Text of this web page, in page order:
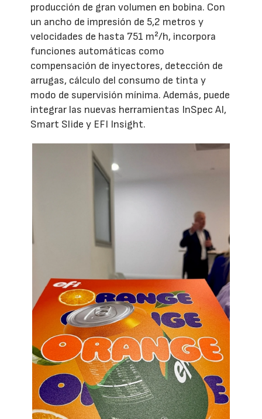
producción de gran volumen en bobina. Con
un ancho de impresión de 5,2 metros y
velocidades de hasta 751 m²/h, incorpora
funciones automáticas como
compensación de inyectores, detección de
arrugas, cálculo del consumo de tinta y
modo de supervisión mínima. Además, puede
integrar las nuevas herramientas InSpec AI,
Smart Slide y EFI Insight.